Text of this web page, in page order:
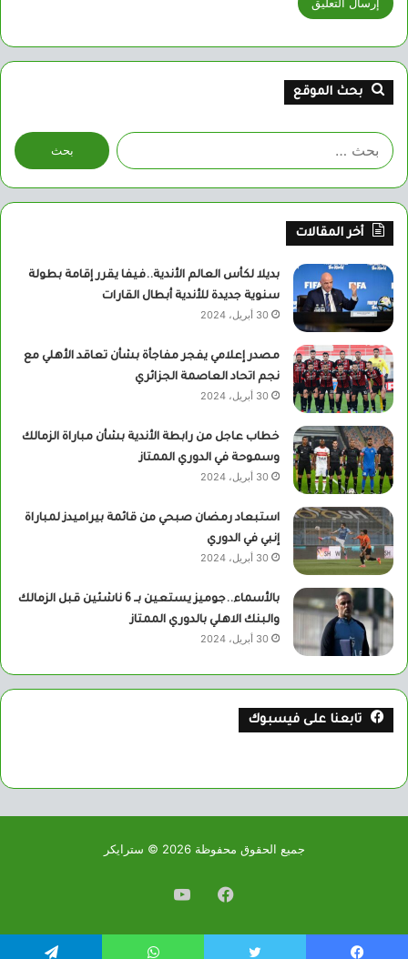
بحث الموقع
البحث
عن:
أخر المقالات
بديلا لكأس العالم الأندية..فيفا يقرر إقامة بطولة
سنوية جديدة للأندية أبطال القارات
30 أبريل، 2024
مصدر إعلامي يفجر مفاجأة بشأن تعاقد الأهلي مع
نجم اتحاد العاصمة الجزائري
30 أبريل، 2024
خطاب عاجل من رابطة الأندية بشأن مباراة الزمالك
وسموحة في الدوري الممتاز
30 أبريل، 2024
استبعاد رمضان صبحي من قائمة بيراميدز لمباراة
إنبي في الدوري
30 أبريل، 2024
بالأسماء..جوميز يستعين بــ 6 ناشئين قبل الزمالك
والبنك الاهلي بالدوري الممتاز
30 أبريل، 2024
تابعنا على فيسبوك
جميع الحقوق محفوظة 2026 © سترايكر
فيسبوكيوتيوب